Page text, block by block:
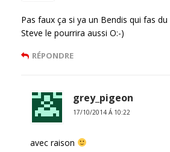
Pas faux ça si ya un Bendis qui fas
Steve le pourrira aussi O:-)
RÉPONDRE
grey_pigeon
17/10/2014 Á 10:22
avec raison